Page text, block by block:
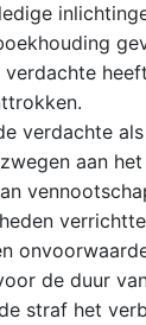
verdachte
verdachte
aan het
de duur
straf het